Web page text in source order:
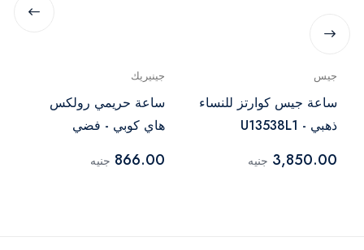
جيس
ساعة جيس كوارتز للنساء
ذهبي - U13538L1
3,850.00 جنيه
جينيريك
ساعة حريمي رولكس
هاي كوبي - فضي
866.00 جنيه